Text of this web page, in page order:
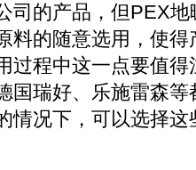
司的产品，但PEX
料的随意选用，使
过程中这一点要值
国瑞好、乐施雷森
情况下，可以选择这